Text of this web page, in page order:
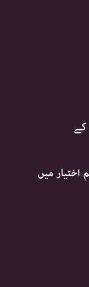
کے
میں